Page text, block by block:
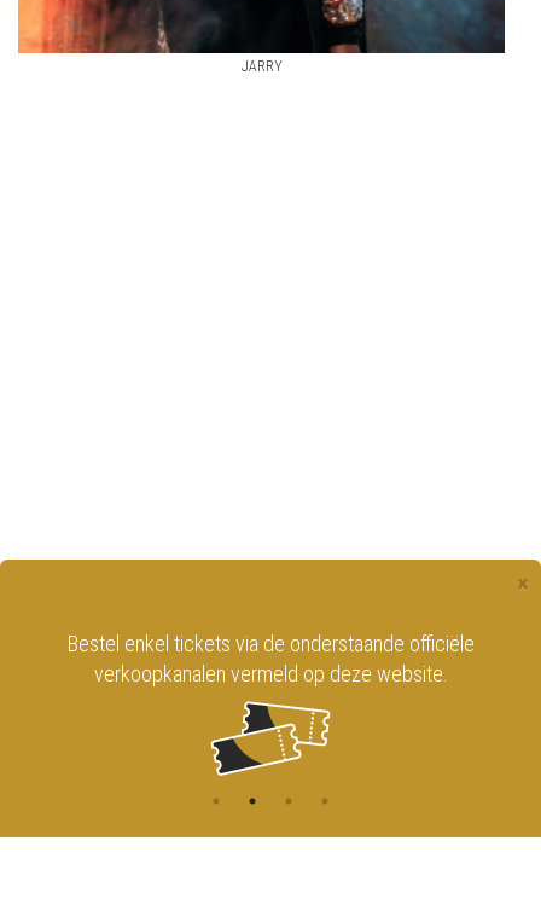
JARRY
×
Bestel enkel tickets via de onderstaande officiële
verkoopkanalen vermeld op deze website.